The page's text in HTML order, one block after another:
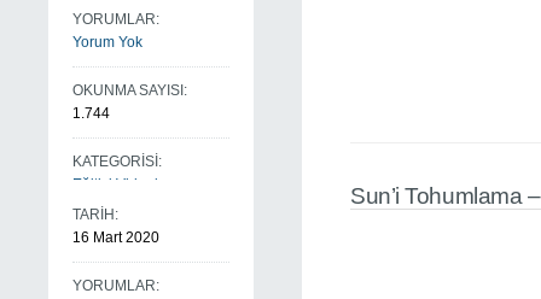
YORUMLAR:
Yorum Yok
OKUNMA SAYISI:
1.744
KATEGORİSİ:
Eğitici Videolarım
TARİH:
16 Mart 2020
YORUMLAR:
Sun’i Tohumlama